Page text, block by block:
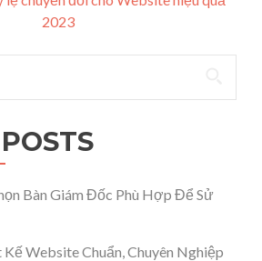
2023
Bàn Giám Đốc Phù Hợp Để Sử
Website Chuẩn, Chuyên Nghiệp